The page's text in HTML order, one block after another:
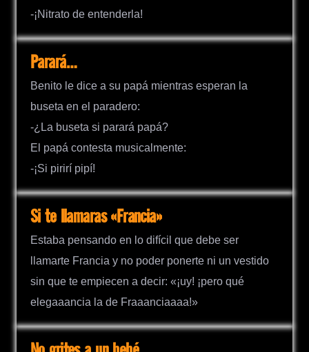
-¡Nitrato de entenderla!
Parará…
Benito le dice a su papá mientras esperan la
buseta en el paradero:
-¿La buseta si parará papá?
El papá contesta musicalmente:
-¡Si pirirí pipí!
Si te llamaras «Francia»
Estaba pensando en lo difícil que debe ser
llamarte Francia y no poder ponerte ni un vestido
sin que te empiecen a decir: «¡uy! ¡pero qué
elegaaancia la de Fraaanciaaaa!»